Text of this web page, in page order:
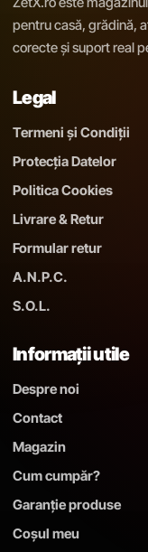
pentru casă, grădină,
corecte și suport real
Legal
Termeni și Condiții
Protecția Datelor
Politica Cookies
Livrare & Retur
Formular retur
A.N.P.C.
S.O.L.
Informații utile
Despre noi
Contact
Magazin
Cum cumpăr?
Garanție produse
Coșul meu